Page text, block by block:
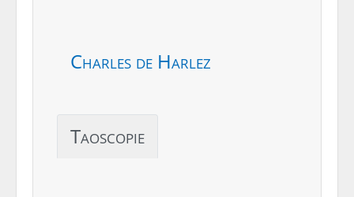
Charles de Harlez
Taoscopie